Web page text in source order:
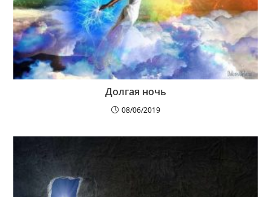
Долгая ночь
08/06/2019